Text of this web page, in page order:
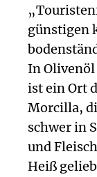
günstigen
In
ist ein Ort
Morcilla,
schwer in
und
Heiß